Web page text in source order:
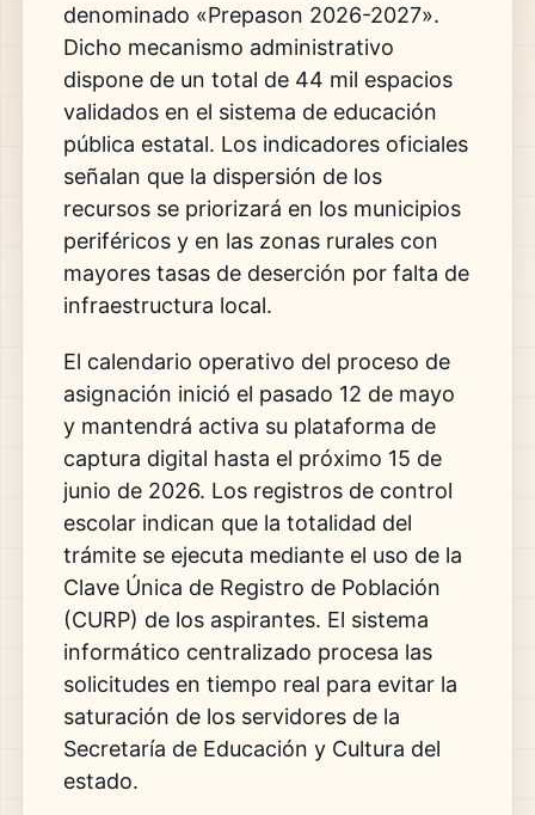
denominado «Prepason 2026-2027».
Dicho mecanismo administrativo
dispone de un total de 44 mil espacios
validados en el sistema de educación
pública estatal. Los indicadores oficiales
señalan que la dispersión de los
recursos se priorizará en los municipios
periféricos y en las zonas rurales con
mayores tasas de deserción por falta de
infraestructura local.
El calendario operativo del proceso de
asignación inició el pasado 12 de mayo
y mantendrá activa su plataforma de
captura digital hasta el próximo 15 de
junio de 2026. Los registros de control
escolar indican que la totalidad del
trámite se ejecuta mediante el uso de la
Clave Única de Registro de Población
(CURP) de los aspirantes. El sistema
informático centralizado procesa las
solicitudes en tiempo real para evitar la
saturación de los servidores de la
Secretaría de Educación y Cultura del
estado.